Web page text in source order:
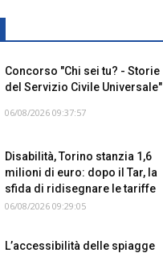
Concorso "Chi sei tu? - Storie
del Servizio Civile Universale"
06/08/2026 09:37:57
Disabilità, Torino stanzia 1,6
milioni di euro: dopo il Tar, la
sfida di ridisegnare le tariffe
06/08/2026 09:29:05
L’accessibilità delle spiagge